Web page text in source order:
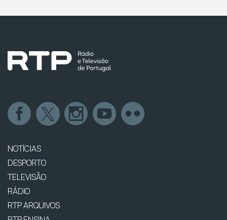
NOTÍCIAS
DESPORTO
TELEVISÃO
RÁDIO
RTP ARQUIVOS